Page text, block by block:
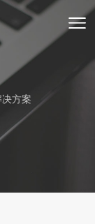
方案